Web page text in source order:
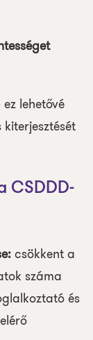
lehetővé
CSDDD-
csökkent a
száma
és